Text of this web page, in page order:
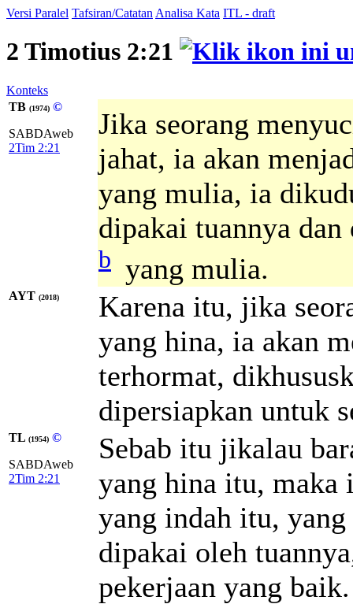
Versi Paralel Tafsiran/Catatan Analisa Kata ITL - draft
2 Timotius 2:21
Konteks
TB (1974) ©
SABDAweb
2Tim 2:21
Jika seorang
jahat, ia akan
yang mulia, ia
dipakai tuannya
b yang mulia.
AYT (2018)
Karena itu, jika
yang hina, ia akan
terhormat,
dipersiapkan untuk
TL (1954) ©
SABDAweb
2Tim 2:21
Sebab itu jikalau
yang hina itu, maka
yang indah itu,
dipakai oleh
pekerjaan yang baik.